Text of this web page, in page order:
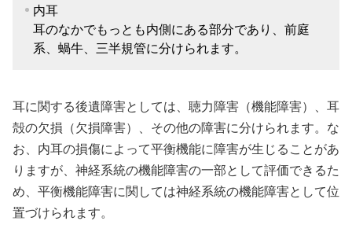
内耳
耳のなかでもっとも内側にある部分であり、前庭
系、蝸牛、三半規管に分けられます。
耳に関する後遺障害としては、聴力障害（機能障害）、耳
殻の欠損（欠損障害）、その他の障害に分けられます。な
お、内耳の損傷によって平衡機能に障害が生じることがあ
りますが、神経系統の機能障害の一部として評価できるた
め、平衡機能障害に関しては神経系統の機能障害として位
置づけられます。